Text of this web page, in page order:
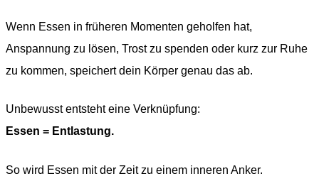
Wenn Essen in früheren Momenten geholfen hat,
Anspannung zu lösen, Trost zu spenden oder kurz zur Ruhe
zu kommen, speichert dein Körper genau das ab.
Unbewusst entsteht eine Verknüpfung:
Essen = Entlastung.
So wird Essen mit der Zeit zu einem inneren Anker.